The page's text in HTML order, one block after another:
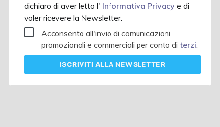
dichiaro di aver letto l' Informativa Privacye di
voler ricevere la Newsletter.
Acconsento all'invio di comunicazioni
promozionali e commerciali per conto diterzi.
ISCRIVITI ALLA NEWSLETTER